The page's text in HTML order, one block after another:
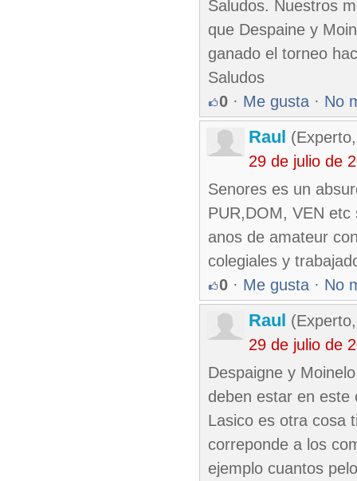
Saludos. Nuestros
que Despaine y
ganado el torneo
Saludos
0 · Me gusta · No
Raul
29 de julio de
Senores es un
PUR,DOM, VEN
anos de amateur
colegiales y
0 · Me gusta · No
Raul
29 de julio de
Despaigne y
deben estar en este
Lasico es otra cosa
correponde a los
ejemplo cuantos